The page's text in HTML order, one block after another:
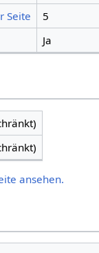
Seite
5
Ja
ansehen.